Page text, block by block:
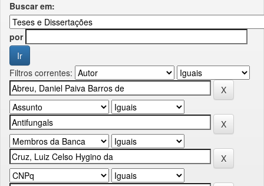
Buscar em:
por
Filtros correntes: